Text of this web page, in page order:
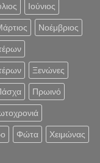
Ιούνιος
Νοέμβριος
Ξενώνες
Πρωινό
Φώτα Χειμώνας